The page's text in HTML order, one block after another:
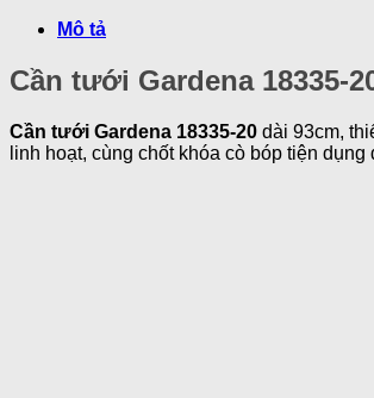
Mô tả
Cần tưới Gardena 18335-
Cần tưới Gardena 18335-20 dài 93cm,
linh hoạt, cùng chốt khóa cò bóp tiện